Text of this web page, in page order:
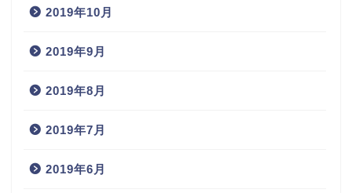
2019年10月
2019年9月
2019年8月
2019年7月
2019年6月